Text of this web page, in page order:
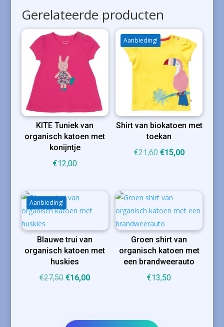
Gerelateerde producten
KITE Tuniek van
organisch katoen met
konijntje
€12,00
Aanbieding!
Shirt van biokatoen met
toekan
€21,60 Oorspronkelijke
€15,00Huidige
Aanbieding!
Blauwe trui van
organisch katoen met
huskies
€27,50 Oorspronkelijke
€16,00Huidige
Groen shirt van
organisch katoen met
een brandweerauto
€13,50